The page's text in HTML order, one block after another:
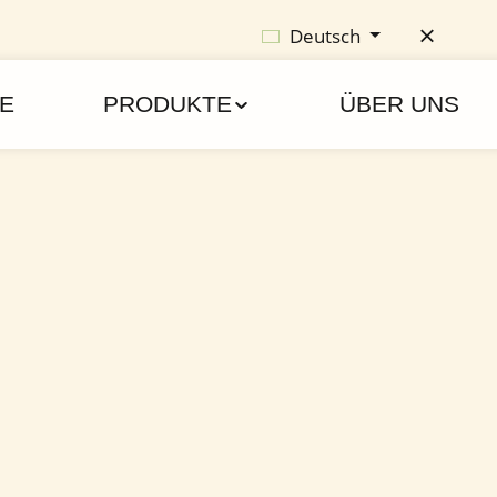
Deutsch
PRODUKTE ÜBER UNS